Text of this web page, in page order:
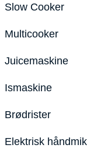
Slow Cooker
Multicooker
Juicemaskine
Ismaskine
Brødrister
Elektrisk